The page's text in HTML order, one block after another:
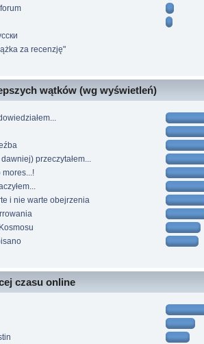
za recenzję"
wątków (wg wyświetleń)
przeczytałem...
mores...!
i nie warte obejrzenia
czasu online